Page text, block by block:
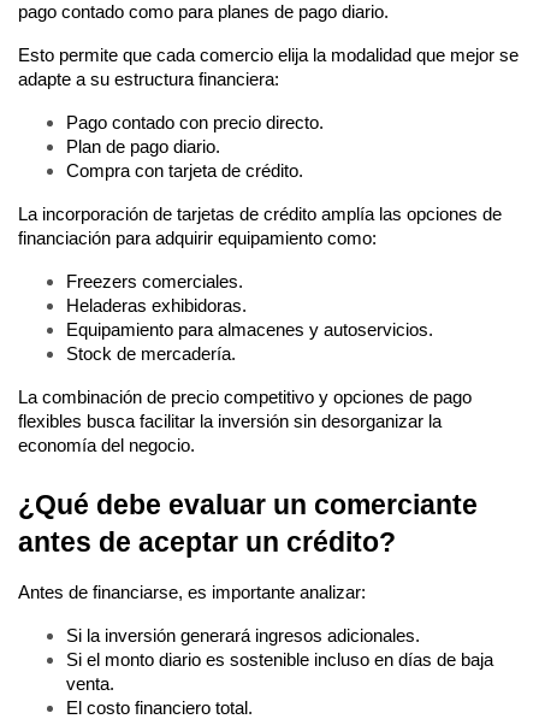
pago contado como para planes de pago diario.
Esto permite que cada comercio elija la modalidad que mejor se
adapte a su estructura financiera:
Pago contado con precio directo.
Plan de pago diario.
Compra con tarjeta de crédito.
La incorporación de tarjetas de crédito amplía las opciones de
financiación para adquirir equipamiento como:
Freezers comerciales.
Heladeras exhibidoras.
Equipamiento para almacenes y autoservicios.
Stock de mercadería.
La combinación de precio competitivo y opciones de pago
flexibles busca facilitar la inversión sin desorganizar la
economía del negocio.
¿Qué debe evaluar un comerciante
antes de aceptar un crédito?
Antes de financiarse, es importante analizar:
Si la inversión generará ingresos adicionales.
Si el monto diario es sostenible incluso en días de baja
venta.
El costo financiero total.